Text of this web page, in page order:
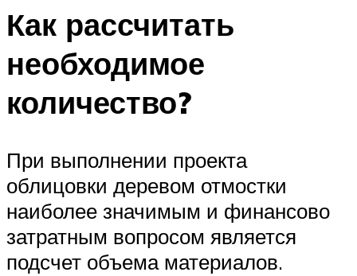
Как рассчитать
необходимое
количество?
При выполнении проекта
облицовки деревом отмостки
наиболее значимым и финансово
затратным вопросом является
подсчет объема материалов.